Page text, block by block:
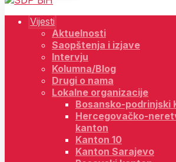
Vijesti
Aktuelnosti
Saopštenja i izjave
Intervju
Kolumna/Blog
Drugi o nama
Lokalne organizacije
Bosansko-podrinjski
Hercegovačko-
kanton
Kanton 10
Kanton Sarajevo